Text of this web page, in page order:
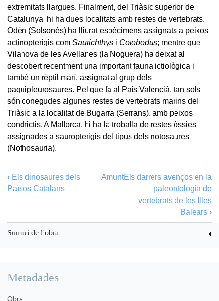
extremitats llargues. Finalment, del Triàsic superior de
Catalunya, hi ha dues localitats amb restes de vertebrats.
Odèn (Solsonès) ha lliurat espècimens assignats a peixos
actinopterigis com Saurichthys i Colobodus; mentre que
Vilanova de les Avellanes (la Noguera) ha deixat al
descobert recentment una important fauna ictiològica i
també un rèptil marí, assignat al grup dels
paquipleurosaures. Pel que fa al País Valencià, tan sols
són conegudes algunes restes de vertebrats marins del
Triàsic a la localitat de Bugarra (Serrans), amb peixos
condrictis. A Mallorca, hi ha la troballa de restes òssies
assignades a sauropterigis del tipus dels notosaures
(Nothosauria).
‹ Els dinosaures dels
Països Catalans
AmuntEls darrers avenços en la
paleontologia de
vertebrats de les Illes
Balears ›
Sumari de l’obra
Metadades
Obra